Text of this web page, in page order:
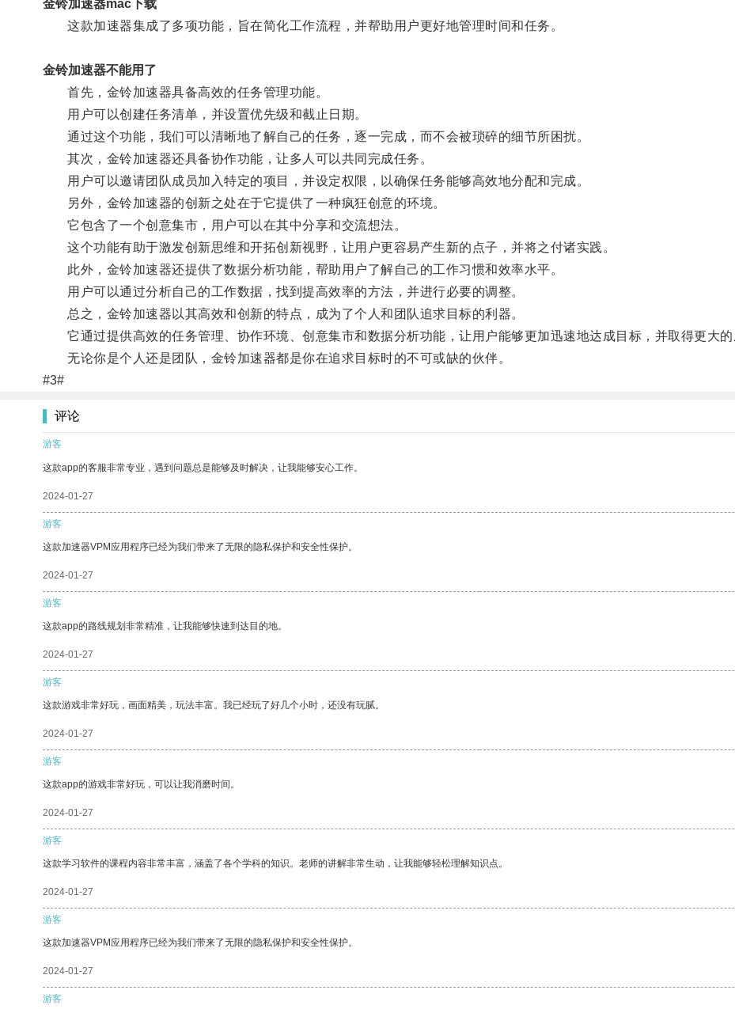
金铃加速器mac下载
这款加速器集成了多项功能，旨在简化工作流程，并帮助用户更好地管理时间和任务。
金铃加速器不能用了
首先，金铃加速器具备高效的任务管理功能。
用户可以创建任务清单，并设置优先级和截止日期。
通过这个功能，我们可以清晰地了解自己的任务，逐一完成，而不会被琐碎的细节所困扰。
其次，金铃加速器还具备协作功能，让多人可以共同完成任务。
用户可以邀请团队成员加入特定的项目，并设定权限，以确保任务能够高效地分配和完成。
另外，金铃加速器的创新之处在于它提供了一种疯狂创意的环境。
它包含了一个创意集市，用户可以在其中分享和交流想法。
这个功能有助于激发创新思维和开拓创新视野，让用户更容易产生新的点子，并将之付诸实践。
此外，金铃加速器还提供了数据分析功能，帮助用户了解自己的工作习惯和效率水平。
用户可以通过分析自己的工作数据，找到提高效率的方法，并进行必要的调整。
总之，金铃加速器以其高效和创新的特点，成为了个人和团队追求目标的利器。
它通过提供高效的任务管理、协作环境、创意集市和数据分析功能，让用户能够更加迅速地达成目标，并取得更大的
无论你是个人还是团队，金铃加速器都是你在追求目标时的不可或缺的伙伴。
#3#
评论
游客
这款app的客服非常专业，遇到问题总是能够及时解决，让我能够安心工作。
2024-01-27
游客
这款加速器VPM应用程序已经为我们带来了无限的隐私保护和安全性保护。
2024-01-27
游客
这款app的路线规划非常精准，让我能够快速到达目的地。
2024-01-27
游客
这款游戏非常好玩，画面精美，玩法丰富。我已经玩了好几个小时，还没有玩腻。
2024-01-27
游客
这款app的游戏非常好玩，可以让我消磨时间。
2024-01-27
游客
这款学习软件的课程内容非常丰富，涵盖了各个学科的知识。老师的讲解非常生动，让我能够轻松理解知识点。
2024-01-27
游客
这款加速器VPM应用程序已经为我们带来了无限的隐私保护和安全性保护。
2024-01-27
游客